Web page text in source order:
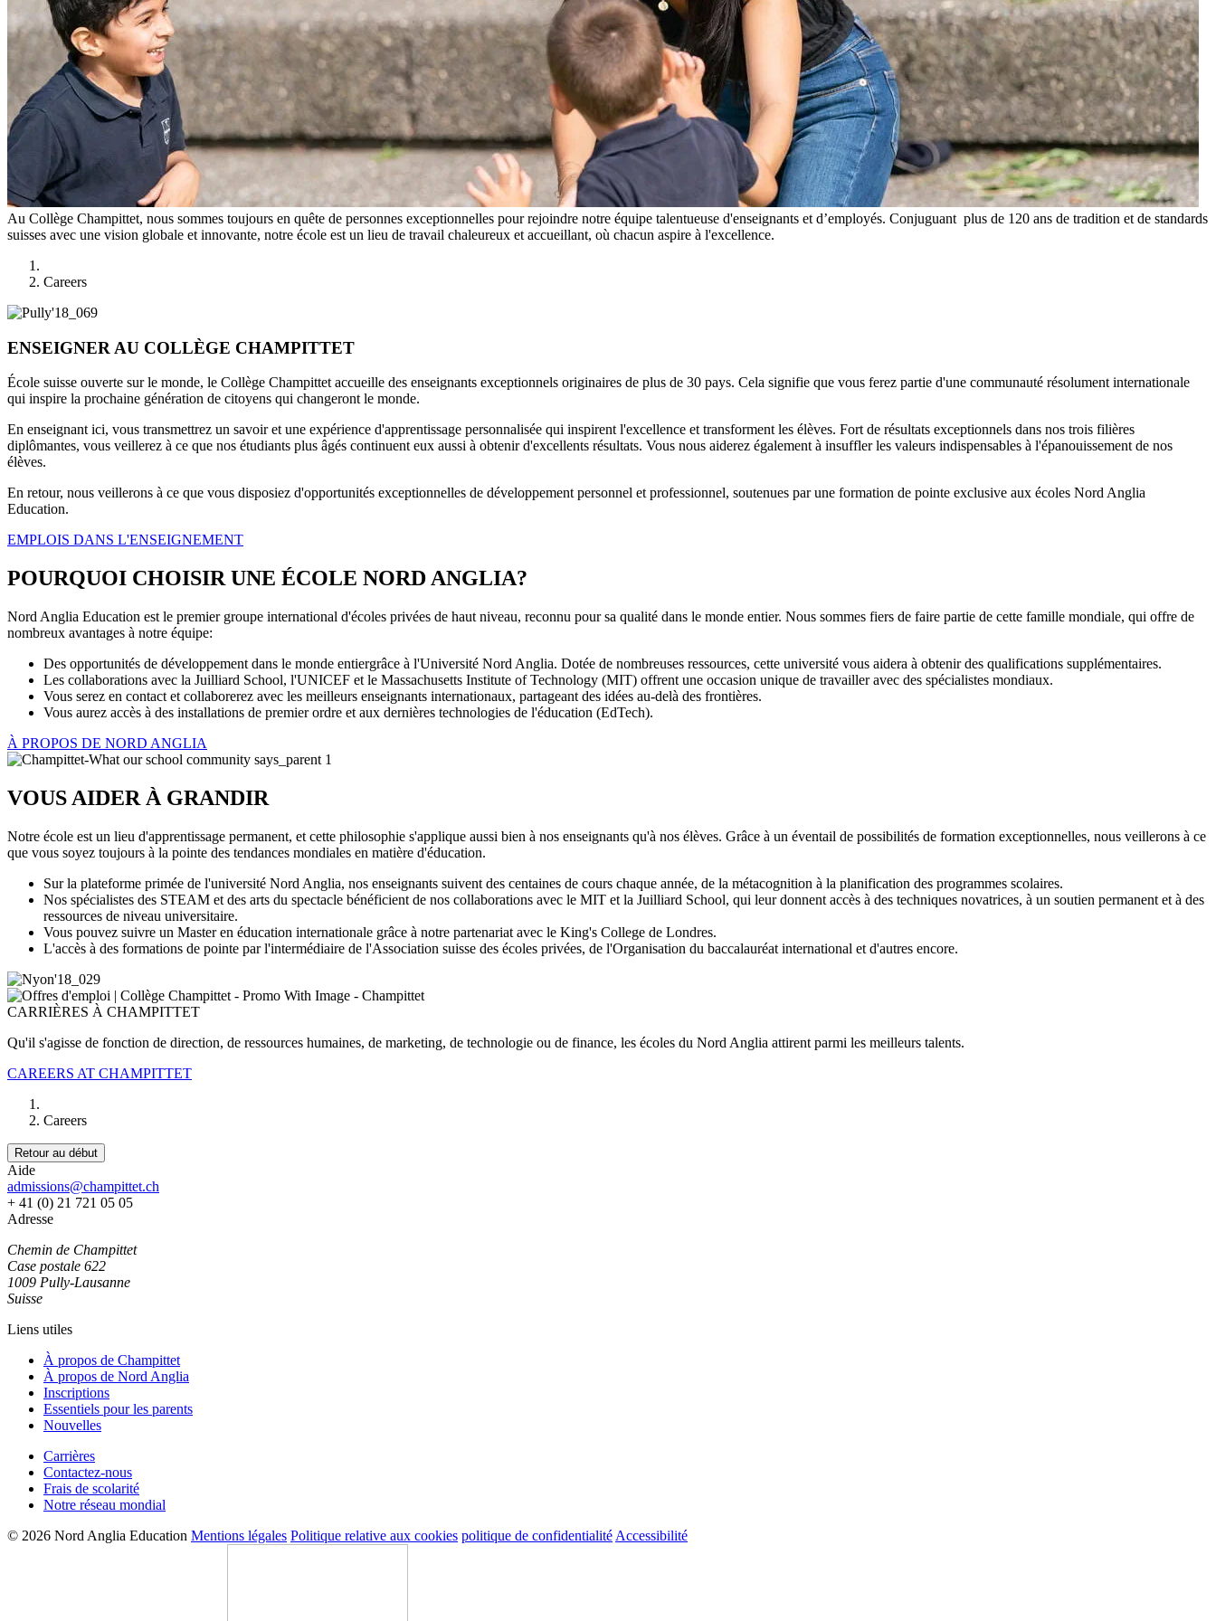
Au Collège Champittet, nous sommes toujours en quête de personnes exceptionnelles pour rejoindre notre équipe talentueuse d'enseignants et d’employés. Conjuguant plus de 120 ans de tradition et de standards
suisses avec une vision globale et innovante, notre école est un lieu de travail chaleureux et accueillant, où chacun aspire à l'excellence.
Careers
ENSEIGNER AU COLLÈGE CHAMPITTET
École suisse ouverte sur le monde, le Collège Champittet accueille des enseignants exceptionnels originaires de plus de 30 pays. Cela signifie que vous ferez partie d'une communauté résolument internationale
qui inspire la prochaine génération de citoyens qui changeront le monde.
En enseignant ici, vous transmettrez un savoir et une expérience d'apprentissage personnalisée qui inspirent l'excellence et transforment les élèves. Fort de résultats exceptionnels dans nos trois filières
diplômantes, vous veillerez à ce que nos étudiants plus âgés continuent eux aussi à obtenir d'excellents résultats. Vous nous aiderez également à insuffler les valeurs indispensables à l'épanouissement de nos
élèves.
En retour, nous veillerons à ce que vous disposiez d'opportunités exceptionnelles de développement personnel et professionnel, soutenues par une formation de pointe exclusive aux écoles Nord Anglia
Education.
EMPLOIS DANS L'ENSEIGNEMENT
POURQUOI CHOISIR UNE ÉCOLE NORD ANGLIA?
Nord Anglia Education est le premier groupe international d'écoles privées de haut niveau, reconnu pour sa qualité dans le monde entier. Nous sommes fiers de faire partie de cette famille mondiale, qui offre de
nombreux avantages à notre équipe:
Des opportunités de développement dans le monde entiergrâce à l'Université Nord Anglia. Dotée de nombreuses ressources, cette université vous aidera à obtenir des qualifications supplémentaires.
Les collaborations avec la Juilliard School, l'UNICEF et le Massachusetts Institute of Technology (MIT) offrent une occasion unique de travailler avec des spécialistes mondiaux.
Vous serez en contact et collaborerez avec les meilleurs enseignants internationaux, partageant des idées au-delà des frontières.
Vous aurez accès à des installations de premier ordre et aux dernières technologies de l'éducation (EdTech).
À PROPOS DE NORD ANGLIA
VOUS AIDER À GRANDIR
Notre école est un lieu d'apprentissage permanent, et cette philosophie s'applique aussi bien à nos enseignants qu'à nos élèves. Grâce à un éventail de possibilités de formation exceptionnelles, nous veillerons à ce
que vous soyez toujours à la pointe des tendances mondiales en matière d'éducation.
Sur la plateforme primée de l'université Nord Anglia, nos enseignants suivent des centaines de cours chaque année, de la métacognition à la planification des programmes scolaires.
Nos spécialistes des STEAM et des arts du spectacle bénéficient de nos collaborations avec le MIT et la Juilliard School, qui leur donnent accès à des techniques novatrices, à un soutien permanent et à des
ressources de niveau universitaire.
Vous pouvez suivre un Master en éducation internationale grâce à notre partenariat avec le King's College de Londres.
L'accès à des formations de pointe par l'intermédiaire de l'Association suisse des écoles privées, de l'Organisation du baccalauréat international et d'autres encore.
CARRIÈRES À CHAMPITTET
Qu'il s'agisse de fonction de direction, de ressources humaines, de marketing, de technologie ou de finance, les écoles du Nord Anglia attirent parmi les meilleurs talents.
CAREERS AT CHAMPITTET
Careers
Retour au début
Aide
admissions@champittet.ch
+ 41 (0) 21 721 05 05
Adresse
Chemin de Champittet
Case postale 622
1009 Pully-Lausanne
Suisse
Liens utiles
À propos de Champittet
À propos de Nord Anglia
Inscriptions
Essentiels pour les parents
Nouvelles
Carrières
Contactez-nous
Frais de scolarité
Notre réseau mondial
© 2026 Nord Anglia Education Mentions légales Politique relative aux cookies politique de confidentialité Accessibilité